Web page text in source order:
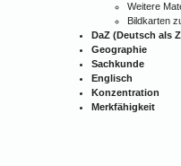
Weitere
Bildkarten
DaZ (Deutsch als
Geographie
Sachkunde
Englisch
Konzentration
Merkfähigkeit